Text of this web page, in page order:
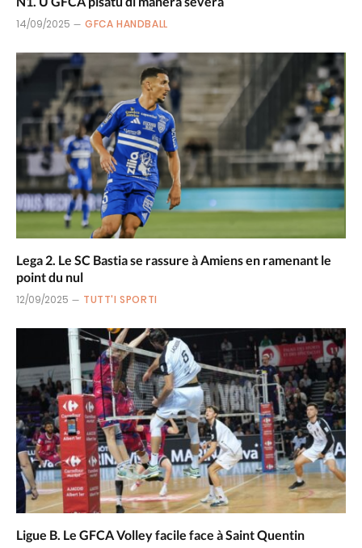
14/09/2025 GFCA HANDBALL
Lega 2. Le SC Bastia se rassure à Amiens en ramenant le
point du nul
12/09/2025 TUTT'I SPORTI
Ligue B. Le GFCA Volley facile face à Saint Quentin